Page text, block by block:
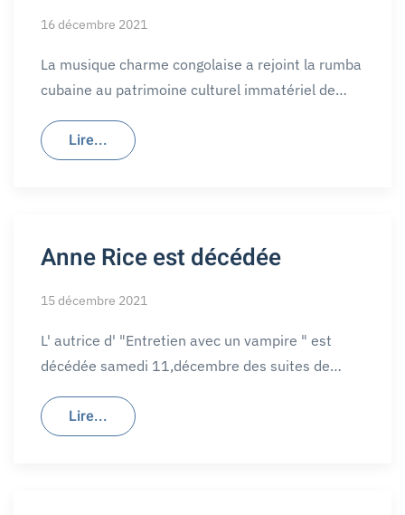
16 décembre 2021
La musique charme congolaise a rejoint la rumba
cubaine au patrimoine culturel immatériel de…
Lire...
Anne Rice est décédée
15 décembre 2021
L' autrice d' "Entretien avec un vampire " est
décédée samedi 11,décembre des suites de…
Lire...